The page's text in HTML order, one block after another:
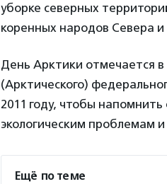
уборке северных
коренных народов Севера
День Арктики отмечается
(Арктического)
2011 году, чтобы
экологическим проблемам
Ещё по теме